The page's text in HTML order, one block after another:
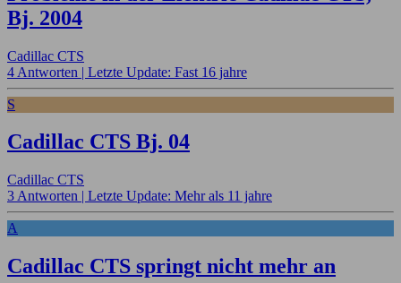
Bj. 2004
Cadillac CTS
4 Antworten | Letzte Update: Fast 16 jahre
S
Cadillac CTS Bj. 04
Cadillac CTS
3 Antworten | Letzte Update: Mehr als 11 jahre
A
Cadillac CTS springt nicht mehr an